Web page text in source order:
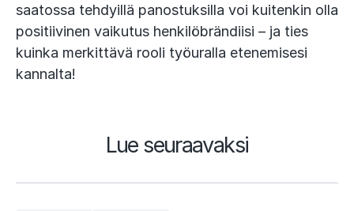
saatossa tehdyillä panostuksilla voi kuitenkin olla
positiivinen vaikutus henkilöbrändiisi – ja ties
kuinka merkittävä rooli työuralla etenemisesi
kannalta!
Lue seuraavaksi